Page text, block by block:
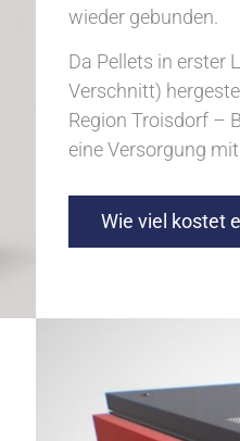
wieder gebunden.
Da Pellets in erster
Verschnitt)
Region Troisdorf –
eine Versorgung
Wie viel kostet